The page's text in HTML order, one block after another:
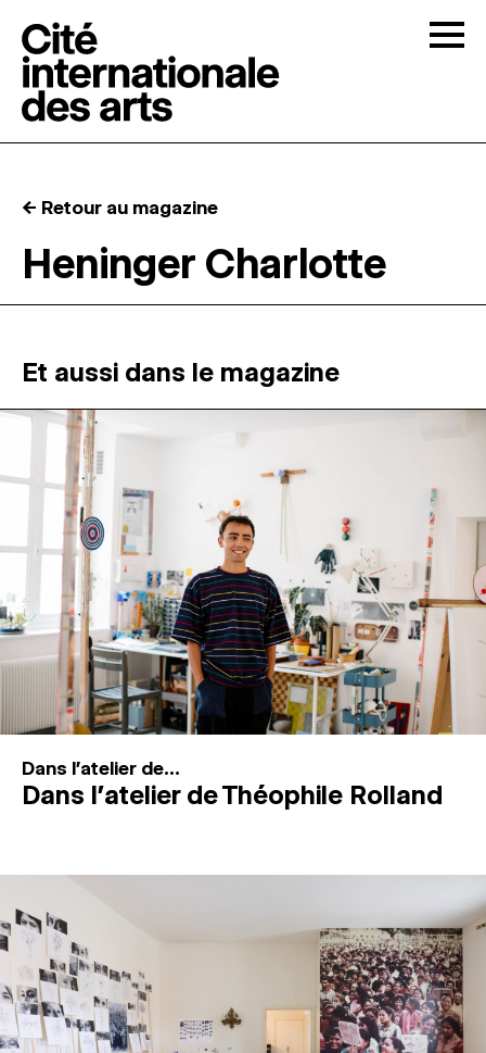
RÉSIDENCES ↓
ATELIERS OUVERTS
PROGRAMMATION
MAGAZINE
ESPACES DE PRATIQUE ARTISTIQUE ↓
Recherche
Connexion
← Retour au magazine
Heninger Charlotte
Et aussi dans le magazine
Dans l'atelier de...
Dans l’atelier de Théophile Rolland